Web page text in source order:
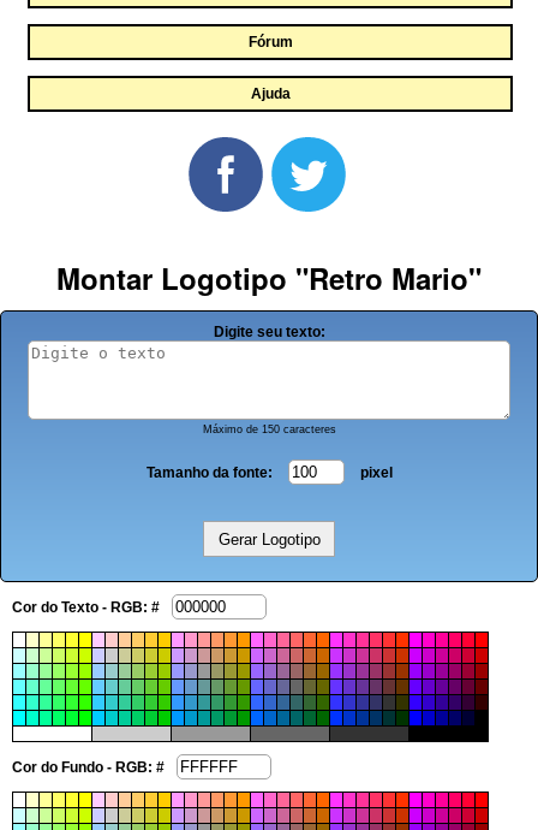
Fórum
Ajuda
Montar Logotipo "Retro Mario"
Digite seu texto:
Máximo de 150 caracteres
Tamanho da fonte: pixel
Cor do Texto - RGB: #
Cor do Fundo - RGB: #